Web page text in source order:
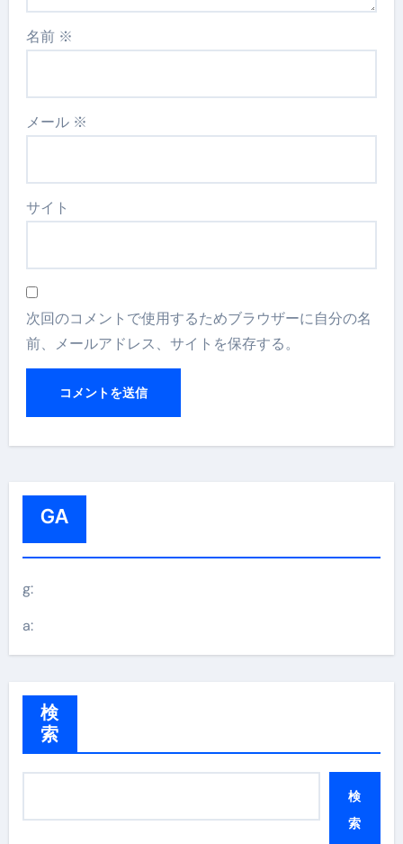
名前 ※
メール ※
サイト
次回のコメントで使用するためブラウザーに自分の名
前、メールアドレス、サイトを保存する。
GA
g:
a:
検
索
検
索